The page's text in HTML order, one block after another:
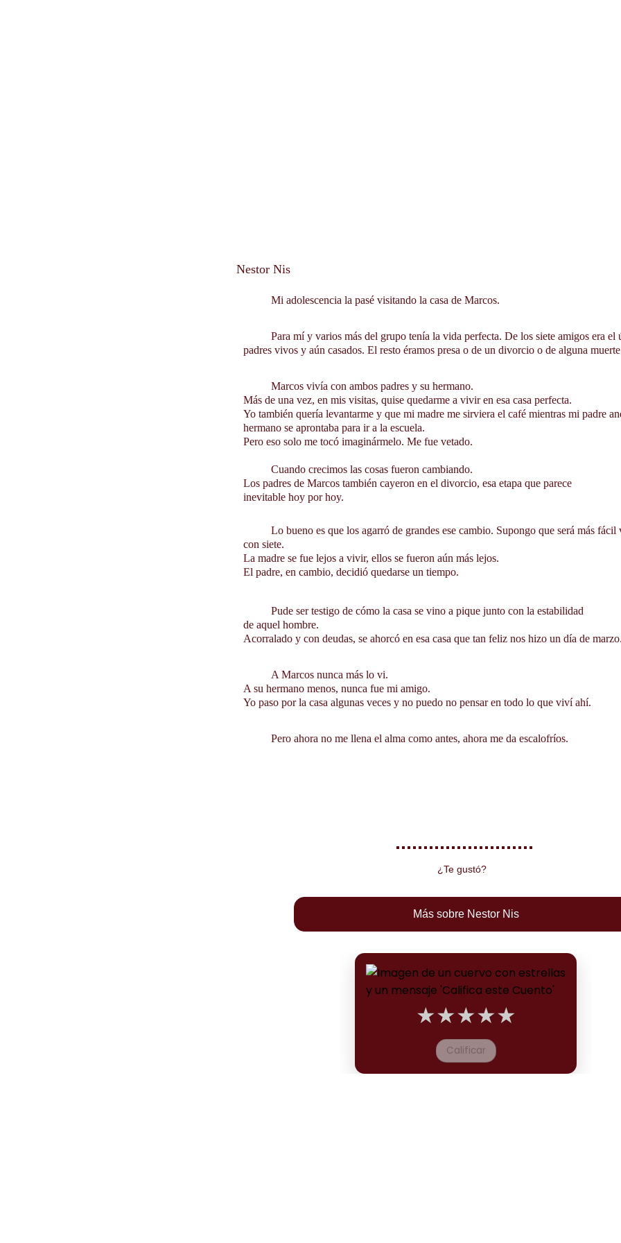
          Mi adolescencia la pasé visitando la casa de Marcos.
padres vivos y aún casados. El resto éramos presa o de un divorcio o de alguna
          Marcos vivía con ambos padres y su hermano.
Más de una vez, en mis visitas, quise quedarme a vivir en esa casa perfecta.
Yo también quería levantarme y que mi madre me sirviera el café mientras mi padre
hermano se aprontaba para ir a la escuela.
Pero eso solo me tocó imaginármelo. Me fue vetado.
          Cuando crecimos las cosas fueron cambiando.
Los padres de Marcos también cayeron en el divorcio, esa etapa que parece
inevitable hoy por hoy.
con siete.
La madre se fue lejos a vivir, ellos se fueron aún más lejos.
El padre, en cambio, decidió quedarse un tiempo.
          Pude ser testigo de cómo la casa se vino a pique junto con la estabilidad
de aquel hombre.
Acorralado y con deudas, se ahorcó en esa casa que tan feliz nos hizo un día de
          A Marcos nunca más lo vi.
A su hermano menos, nunca fue mi amigo.
Yo paso por la casa algunas veces y no puedo no pensar en todo lo que viví ahí.
          Pero ahora no me llena el alma como antes, ahora me da escalofríos.
Nestor Nis
Más sobre Nestor Nis
¿Te gustó?